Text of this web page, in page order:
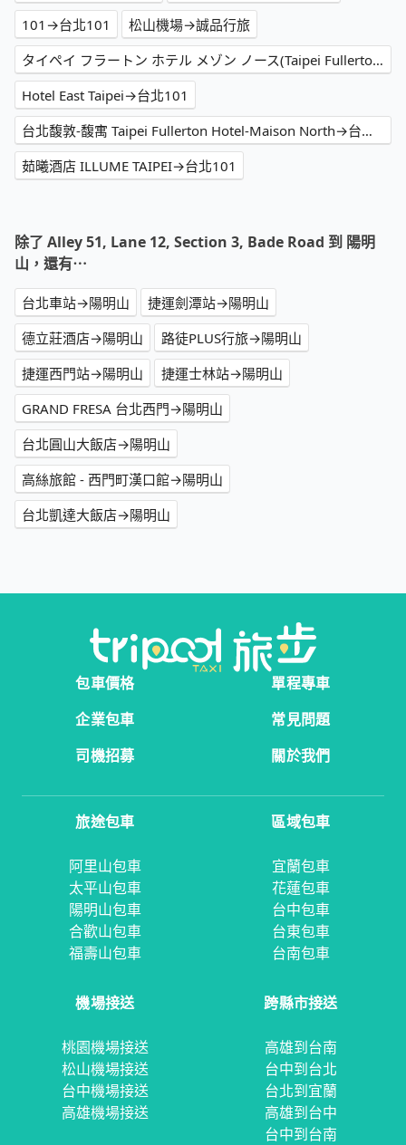
101→台北101
松山機場→誠品行旅
タイペイ フラートン ホテル メゾン ノース(Taipei Fullerton Hotel-Maison North)→台北101
Hotel East Taipei→台北101
台北馥敦-馥寓 Taipei Fullerton Hotel-Maison North→台北君悅酒店
茹曦酒店 ILLUME TAIPEI→台北101
除了 Alley 51, Lane 12, Section 3, Bade Road 到 陽明
山，還有⋯
台北車站→陽明山
捷運劍潭站→陽明山
德立莊酒店→陽明山
路徒PLUS行旅→陽明山
捷運西門站→陽明山
捷運士林站→陽明山
GRAND FRESA 台北西門→陽明山
台北圓山大飯店→陽明山
高絲旅館 - 西門町漢口館→陽明山
台北凱達大飯店→陽明山
包車價格
單程專車
企業包車
常見問題
司機招募
關於我們
旅途包車
阿里山包車
太平山包車
陽明山包車
合歡山包車
福壽山包車
區域包車
宜蘭包車
花蓮包車
台中包車
台東包車
台南包車
機場接送
桃園機場接送
松山機場接送
台中機場接送
高雄機場接送
跨縣市接送
高雄到台南
台中到台北
台北到宜蘭
高雄到台中
台中到台南